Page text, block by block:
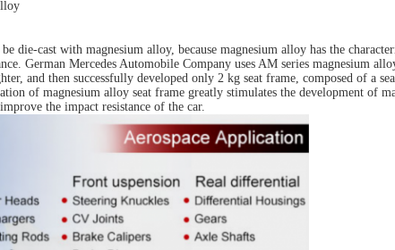
die-cast with magnesium alloy, because magnesium alloy has the
German Mercedes Automobile Company uses AM series magnesium
and then successfully developed only 2 kg seat frame, composed of a
of magnesium alloy seat frame greatly stimulates the development of
the impact resistance of the car.